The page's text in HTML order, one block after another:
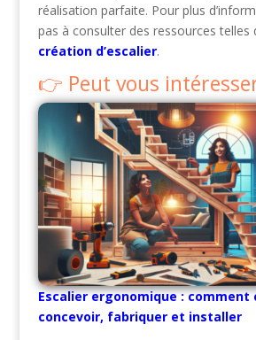
réalisation parfaite. Pour plus
pas à consulter des ressources telles
création d’escalier.
Peut vous
Escalier ergonomique : comment
concevoir, fabriquer et installer